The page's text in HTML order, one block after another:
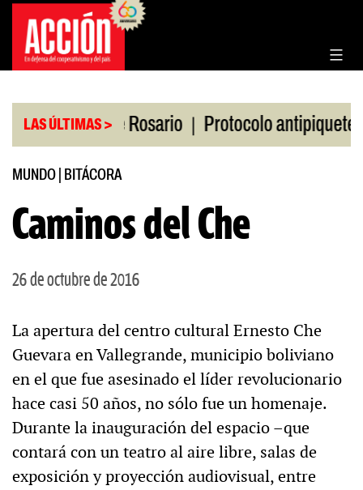
Saltar
contenido
LAS ÚLTIMAS >
la Bolsa de Rosario | Protocolo antipiquetes |
MUNDO BITÁCORA
Caminos del Che
26 de octubre de 2016
La apertura del centro cultural Ernesto Che
Guevara en Vallegrande, municipio boliviano
en el que fue asesinado el líder revolucionario
hace casi 50 años, no sólo fue un homenaje.
Durante la inauguración del espacio –que
contará con un teatro al aire libre, salas de
exposición y proyección audiovisual, entre